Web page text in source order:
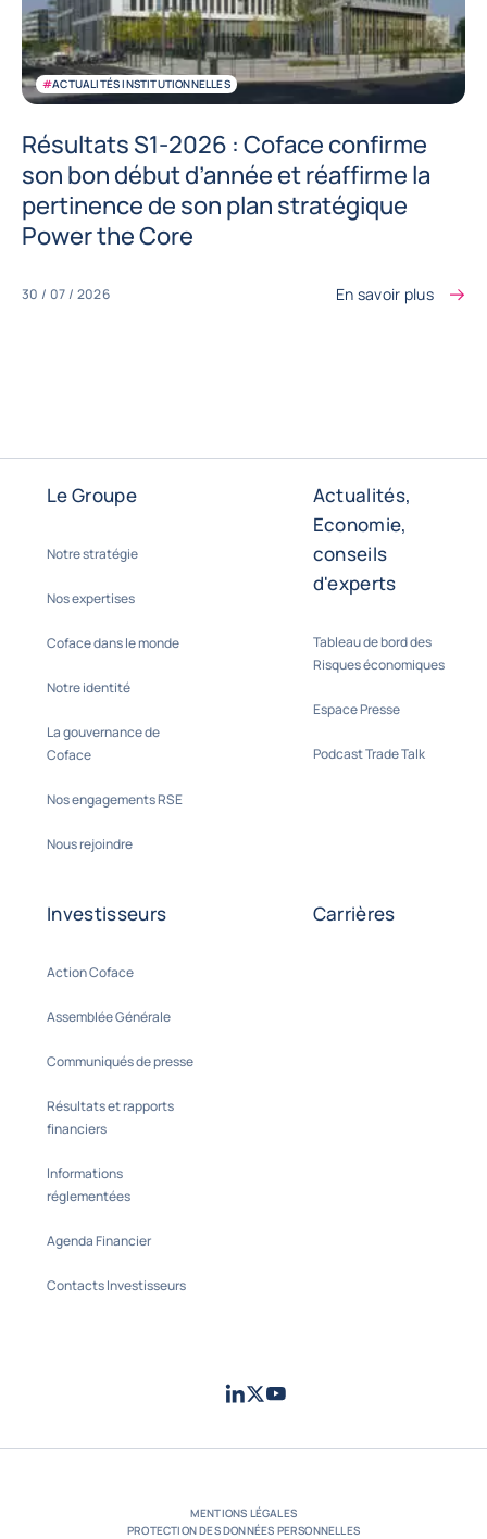
#ACTUALITÉS INSTITUTIONNELLES
Résultats S1-2026 : Coface confirme
son bon début d’année et réaffirme la
pertinence de son plan stratégique
Power the Core
30 / 07 / 2026 En savoir plus
Le Groupe
Notre stratégie
Nos expertises
Coface dans le monde
Notre identité
La gouvernance de
Coface
Nos engagements RSE
Nous rejoindre
Actualités,
Economie,
conseils
d'experts
Tableau de bord des
Risques économiques
Espace Presse
Podcast Trade Talk
Investisseurs
Action Coface
Assemblée Générale
Communiqués de presse
Résultats et rapports
financiers
Informations
réglementées
Agenda Financier
Contacts Investisseurs
Carrières
LinkedIn
TwitterYoutube
MENTIONS LÉGALES
PROTECTION DES DONNÉES PERSONNELLES